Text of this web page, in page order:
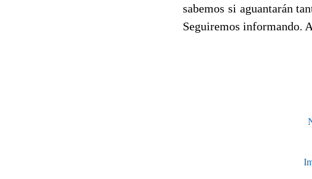
sabemos si aguantarán
Seguiremos informando.